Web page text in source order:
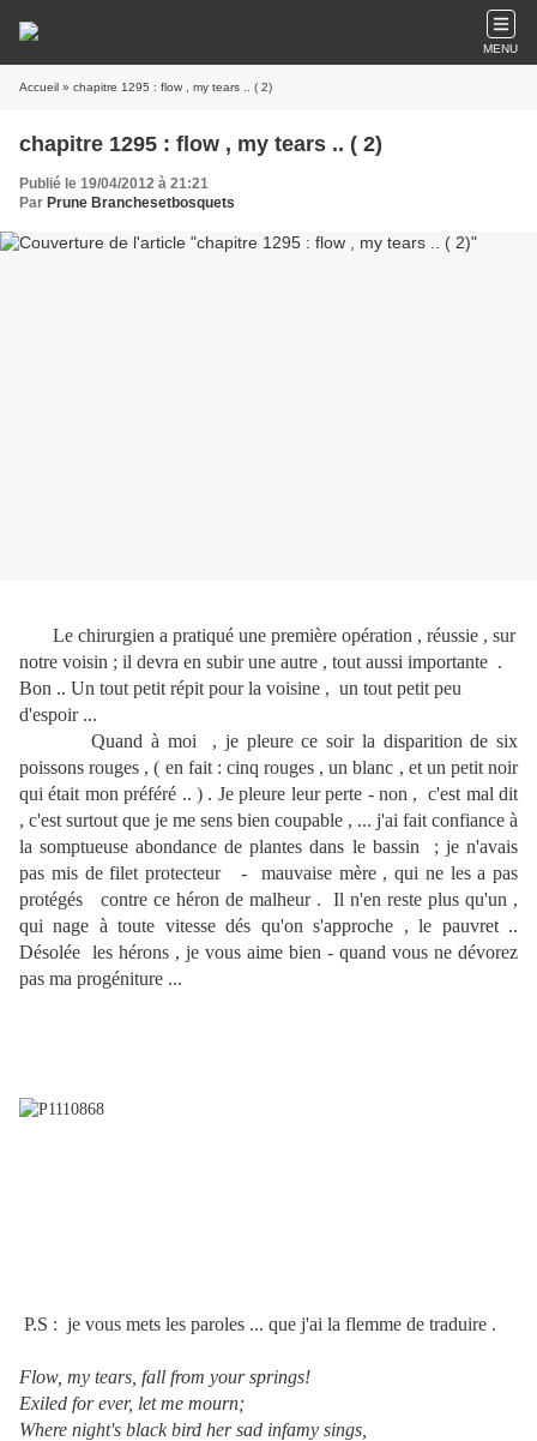
MENU
Accueil » chapitre 1295 : flow , my tears .. ( 2)
chapitre 1295 : flow , my tears .. ( 2)
Publié le 19/04/2012 à 21:21
Par Prune Branchesetbosquets
Le chirurgien a pratiqué une première opération , réussie , sur
notre voisin ; il devra en subir une autre , tout aussi importante .
Bon .. Un tout petit répit pour la voisine , un tout petit peu
d'espoir ...
Quand à moi , je pleure ce soir la disparition de six
poissons rouges , ( en fait : cinq rouges , un blanc , et un petit noir
qui était mon préféré .. ) . Je pleure leur perte - non , c'est mal dit
, c'est surtout que je me sens bien coupable , ... j'ai fait confiance à
la somptueuse abondance de plantes dans le bassin ; je n'avais
pas mis de filet protecteur - mauvaise mère , qui ne les a pas
protégés contre ce héron de malheur . Il n'en reste plus qu'un ,
qui nage à toute vitesse dés qu'on s'approche , le pauvret ..
Désolée les hérons , je vous aime bien - quand vous ne dévorez
pas ma progéniture ...
P.S : je vous mets les paroles ... que j'ai la flemme de traduire .
Flow, my tears, fall from your springs!
Exiled for ever, let me mourn;
Where night's black bird her sad infamy sings,